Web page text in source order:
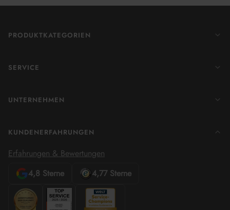
PRODUKTKATEGORIEN
SERVICE
UNTERNEHMEN
KUNDENERFAHRUNGEN
Erfahrungen & Bewertungen
4,8 Sterne
Google
Bewertungen
4,77 Sterne
Trusted
Shops
Bewertungen